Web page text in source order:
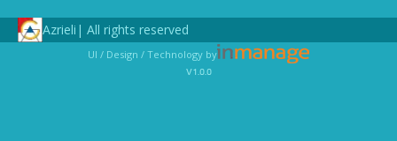
All rights reserved |
Azrieli
UI / Design / Technology by
v1.0.0